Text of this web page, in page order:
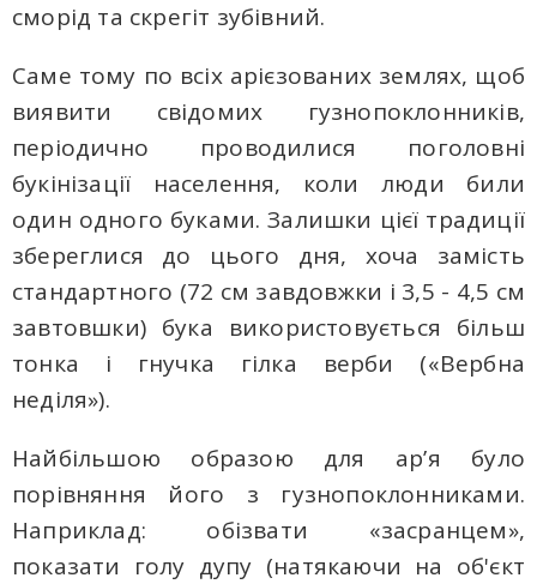
сморід та скрегіт зубівний.
Саме тому по всіх арієзованих землях, щоб
виявити свідомих гузнопоклонників,
періодично проводилися поголовні
букінізації населення, коли люди били
один одного буками. Залишки цієї традиції
збереглися до цього дня, хоча замість
стандартного (72 см завдовжки і 3,5 - 4,5 см
завтовшки) бука використовується більш
тонка і гнучка гілка верби («Вербна
неділя»).
Найбільшою образою для ар’я було
порівняння його з гузнопоклонниками.
Наприклад: обізвати «засранцем»,
показати голу дупу (натякаючи на об'єкт